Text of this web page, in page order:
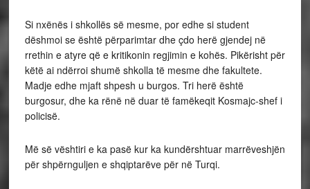
Si nxënës i shkollës së mesme, por edhe si student
dëshmoi se është përparimtar dhe çdo herë gjendej në
rrethin e atyre që e kritikonin regjimin e kohës. Pikërisht për
këtë ai ndërroi shumë shkolla të mesme dhe fakultete.
Madje edhe mjaft shpesh u burgos. Tri herë është
burgosur, dhe ka rënë në duar të famëkeqit Kosmajc-shef i
policisë.
Më së vështiri e ka pasë kur ka kundërshtuar marrëveshjën
për shpërnguljen e shqiptarëve për në Turqi.